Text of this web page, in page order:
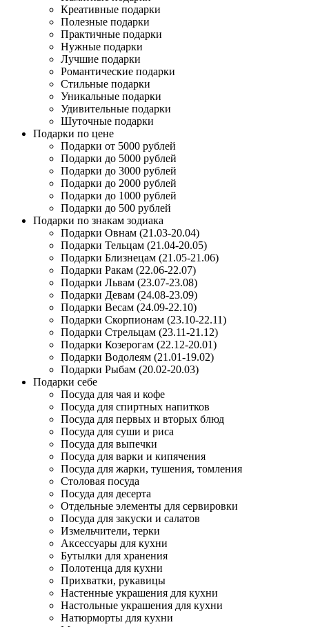
Креативные подарки
Полезные подарки
Практичные подарки
Нужные подарки
Лучшие подарки
Романтические подарки
Стильные подарки
Уникальные подарки
Удивительные подарки
Шуточные подарки
Подарки по цене
Подарки от 5000 рублей
Подарки до 5000 рублей
Подарки до 3000 рублей
Подарки до 2000 рублей
Подарки до 1000 рублей
Подарки до 500 рублей
Подарки по знакам зодиака
Подарки Овнам (21.03-20.04)
Подарки Тельцам (21.04-20.05)
Подарки Близнецам (21.05-21.06)
Подарки Ракам (22.06-22.07)
Подарки Львам (23.07-23.08)
Подарки Девам (24.08-23.09)
Подарки Весам (24.09-22.10)
Подарки Скорпионам (23.10-22.11)
Подарки Стрельцам (23.11-21.12)
Подарки Козерогам (22.12-20.01)
Подарки Водолеям (21.01-19.02)
Подарки Рыбам (20.02-20.03)
Подарки себе
Посуда для чая и кофе
Посуда для спиртных напитков
Посуда для первых и вторых блюд
Посуда для суши и риса
Посуда для выпечки
Посуда для варки и кипячения
Посуда для жарки, тушения, томления
Столовая посуда
Посуда для десерта
Отдельные элементы для сервировки
Посуда для закуски и салатов
Измельчители, терки
Аксессуары для кухни
Бутылки для хранения
Полотенца для кухни
Прихватки, рукавицы
Настенные украшения для кухни
Настольные украшения для кухни
Натюрморты для кухни